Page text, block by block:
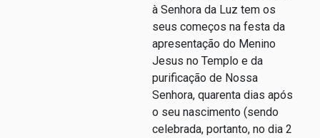
à Senhora da Luz tem os
seus começos na festa da
apresentação do Menino
Jesus no Templo e da
purificação de Nossa
Senhora, quarenta dias após
o seu nascimento (sendo
celebrada, portanto, no dia 2